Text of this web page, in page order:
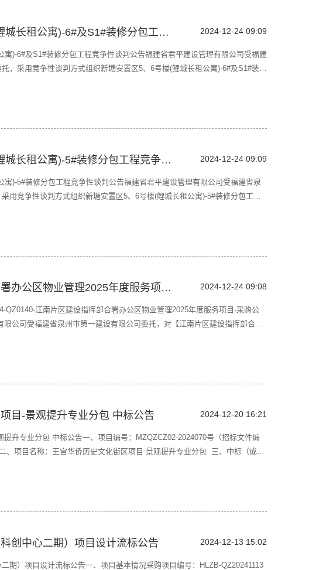
新塘安置区5、6号楼(鲤城长租公寓)-6#及S1#装修分包工程竞争性谈判公告 2024-12-24 09:09
寓)-6#及S1#装修分包工程竞争性谈判公告福建省君平建设管理有限公司受福建
，采用竞争性谈判方式组织新塘安置区5、6号楼(鲤城长租公寓)-6#及S1#装修
包工程二、项目编号：君平采招字【2024】泉
新塘安置区5、6号楼(鲤城长租公寓)-5#装修分包工程竞争性谈判公告 2024-12-24 09:09
寓)-5#装修分包工程竞争性谈判公告福建省君平建设管理有限公司受福建省泉
用竞争性谈判方式组织新塘安置区5、6号楼(鲤城长租公寓)-5#装修分包工程
目编号：君平采招字【2024】泉第2-73-1号三、采购
江南片区建设指挥部合署办公区物业管理2025年度服务项目-采购公告 2024-12-24 09:08
QZ0140-江南片区建设指挥部合署办公区物业管理2025年度服务项目-采购公
公司受福建省泉州市第一建设有限公司委托，对【江南片区建设指挥部合署
、采购货物（服务）名称、数量及
目-景观提升专业分包 中标公告 2024-12-20 16:21
提升专业分包 中标公告一、项目编号：MZQZCZ02-2024070号（招标文件编
、项目名称：王宫华侨历史文化街区项目-景观提升专业分包 三、中标（成
主要标的
创中心二期）项目设计流标公告 2024-12-13 15:02
期）项目设计流标公告一、项目基本情况采购项目编号：HLZB-QZ20241113